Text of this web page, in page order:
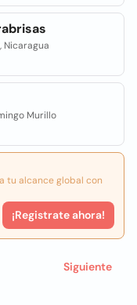
Nicaragua
Murillo
tu alcance global con
¡Registrate ahora!
Siguiente